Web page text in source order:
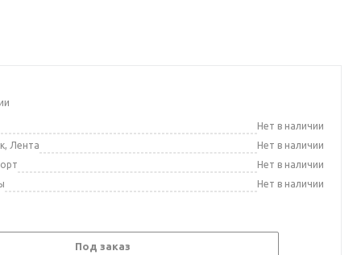
Нет в наличии
Лента
Нет в наличии
Нет в наличии
Нет в наличии
Под заказ